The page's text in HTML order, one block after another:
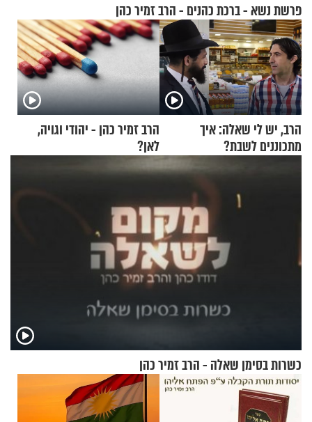
פרשת נשא - ברכת כהנים - הרב זמיר כהן
הרב, יש לי שאלה: איך
מתכוננים לשבת?
הרב זמיר כהן - יהודי וגויה,
לאן?
כשרות בסימן שאלה - הרב זמיר כהן